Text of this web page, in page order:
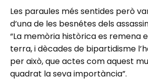
Les paraules més sentides però
d’una de les besnétes dels
“La memòria històrica es remena
terra, i dècades de bipartidisme
per això, que actes com aquest
quadrat la seva importància”.